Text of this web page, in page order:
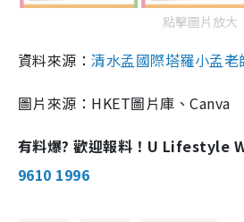
點擊圖片放大
資料來源：清水孟國際塔羅小孟老
圖片來源：HKET圖片庫、Canva
有料爆? 歡迎報料！U Lifestyle
9610 1996